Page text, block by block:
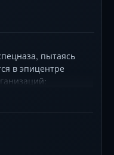
пытаясь
в эпицентре
и элитарной
они вступают в